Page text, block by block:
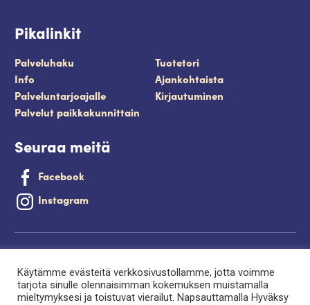
Pikalinkit
Palveluhaku
Tuotetori
Info
Ajankohtaista
Palveluntarjoajalle
Kirjautuminen
Palvelut paikkakunnittain
Seuraa meitä
Facebook
Instagram
Saavutettavuusseloste
Käytämme evästeitä verkkosivustollamme, jotta voimme
tarjota sinulle olennaisimman kokemuksen muistamalla
mieltymyksesi ja toistuvat vierailut. Napsauttamalla Hyväksy